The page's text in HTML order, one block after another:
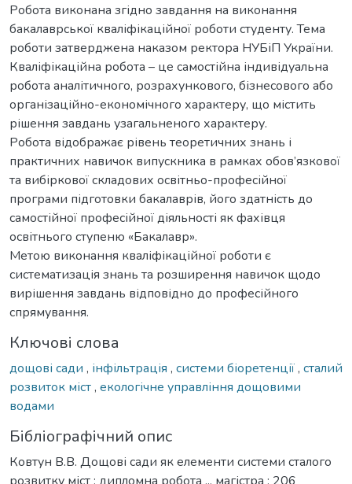
Робота виконана згідно завдання на виконання
бакалаврської кваліфікаційної роботи студенту. Тема
роботи затверджена наказом ректора НУБіП України.
Кваліфікаційна робота – це самостійна індивідуальна
робота аналітичного, розрахункового, бізнесового або
організаційно-економічного характеру, що містить
рішення завдань узагальненого характеру.
Робота відображає рівень теоретичних знань і
практичних навичок випускника в рамках обов’язкової
та вибіркової складових освітньо-професійної
програми підготовки бакалаврів, його здатність до
самостійної професійної діяльності як фахівця
освітнього ступеню «Бакалавр».
Метою виконання кваліфікаційної роботи є
систематизація знань та розширення навичок щодо
вирішення завдань відповідно до професійного
спрямування.
Ключові слова
дощові сади , інфільтрація , системи біоретенції, сталий
розвиток міст, екологічне управління дощовими
водами
Бібліографічний опис
Ковтун В.В. Дощові сади як елементи системи сталого